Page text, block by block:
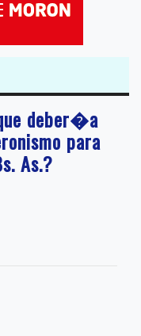
deber�a
para
As.?